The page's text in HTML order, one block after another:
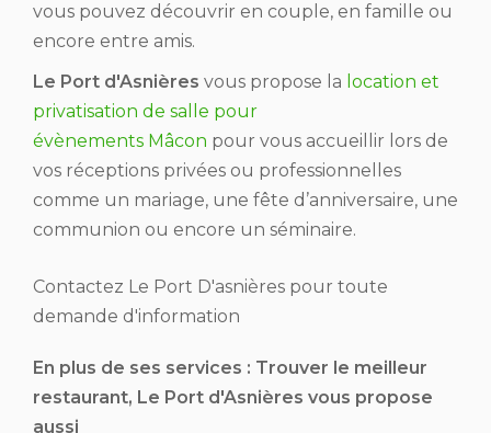
vous pouvez découvrir en couple, en famille ou
encore entre amis.
Le Port d'Asnières vous propose la location et
privatisation de salle pour
évènements Mâcon pour vous accueillir lors de
vos réceptions privées ou professionnelles
comme un mariage, une fête d’anniversaire, une
communion ou encore un séminaire.
Contactez Le Port D'asnières pour toute
demande d'information
En plus de ses services : Trouver le meilleur
restaurant, Le Port d'Asnières vous propose
aussi